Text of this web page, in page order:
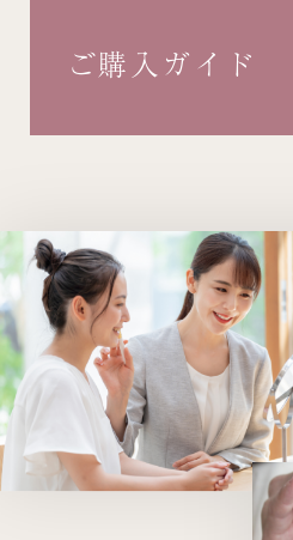
ご購入ガイド